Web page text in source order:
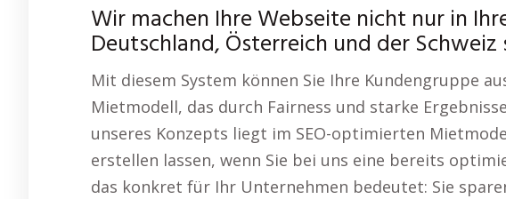
Wir machen Ihre Webseite nicht nur in
Deutschland, Österreich und der Schweiz
Mit diesem System können Sie Ihre Kundengruppe
Mietmodell, das durch Fairness und starke
unseres Konzepts liegt im SEO-optimierten
erstellen lassen, wenn Sie bei uns eine bereits
das konkret für Ihr Unternehmen bedeutet: Sie